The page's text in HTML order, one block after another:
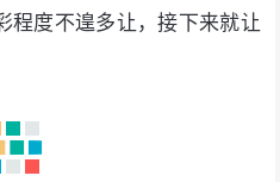
程度不遑多让，接下来就让